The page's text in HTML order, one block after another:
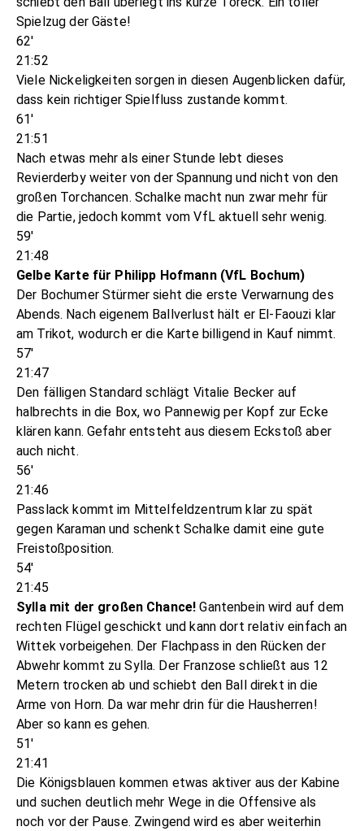
Spielzug der Gäste!
62'
21:52
Viele Nickeligkeiten sorgen in diesen Augenblicken dafür,
dass kein richtiger Spielfluss zustande kommt.
61'
21:51
Nach etwas mehr als einer Stunde lebt dieses
Revierderby weiter von der Spannung und nicht von den
großen Torchancen. Schalke macht nun zwar mehr für
die Partie, jedoch kommt vom VfL aktuell sehr wenig.
59'
21:48
Gelbe Karte für Philipp Hofmann (VfL Bochum)
Der Bochumer Stürmer sieht die erste Verwarnung des
Abends. Nach eigenem Ballverlust hält er El-Faouzi klar
am Trikot, wodurch er die Karte billigend in Kauf nimmt.
57'
21:47
Den fälligen Standard schlägt Vitalie Becker auf
halbrechts in die Box, wo Pannewig per Kopf zur Ecke
klären kann. Gefahr entsteht aus diesem Eckstoß aber
auch nicht.
56'
21:46
Passlack kommt im Mittelfeldzentrum klar zu spät
gegen Karaman und schenkt Schalke damit eine gute
Freistoßposition.
54'
21:45
Sylla mit der großen Chance! Gantenbein wird auf dem
rechten Flügel geschickt und kann dort relativ einfach an
Wittek vorbeigehen. Der Flachpass in den Rücken der
Abwehr kommt zu Sylla. Der Franzose schließt aus 12
Metern trocken ab und schiebt den Ball direkt in die
Arme von Horn. Da war mehr drin für die Hausherren!
Aber so kann es gehen.
51'
21:41
Die Königsblauen kommen etwas aktiver aus der Kabine
und suchen deutlich mehr Wege in die Offensive als
noch vor der Pause. Zwingend wird es aber weiterhin